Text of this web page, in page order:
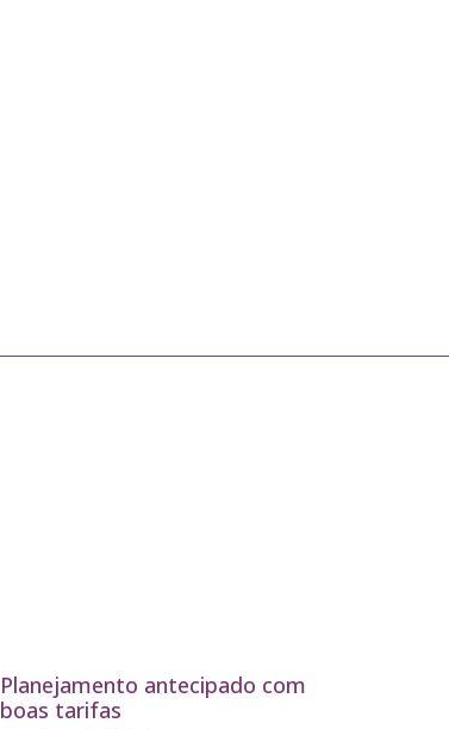
Planejamento antecipado com
boas tarifas